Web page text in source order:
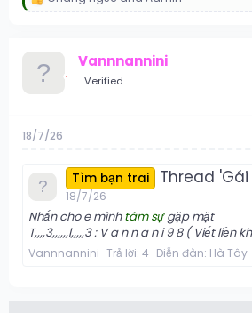
R
:
Vannnannini
Verified
18/7/26
Tìm bạn trai Thread 'Gái dâm đãng tìm 1 anh
18/7/26
Nhắn cho e mìnhtâm sựgặp mặt
T,,,,3,,,,,,l,,,,,3 : V a n n a n i 9 8 ( Viết liền
Vannnannini Trả lời: 4 Diễn đàn: Hà Tây